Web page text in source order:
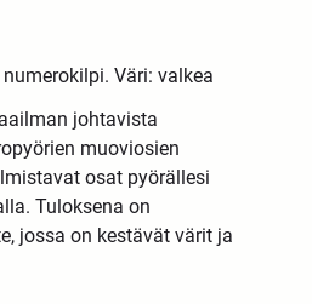
Väri: valkea
johtavista
muoviosien
osat pyörällesi
Tuloksena on
jossa on kestävät värit ja